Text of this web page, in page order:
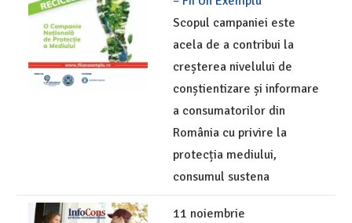
Scopul campaniei este
acela de a contribui la
creșterea nivelului de
conștientizare și informare
a consumatorilor din
România cu privire la
protecția mediului,
consumul sustena
11 noiembrie